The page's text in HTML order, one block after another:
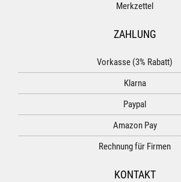
Merkzettel
ZAHLUNG
Vorkasse (3% Rabatt)
Klarna
Paypal
Amazon Pay
Rechnung für Firmen
KONTAKT